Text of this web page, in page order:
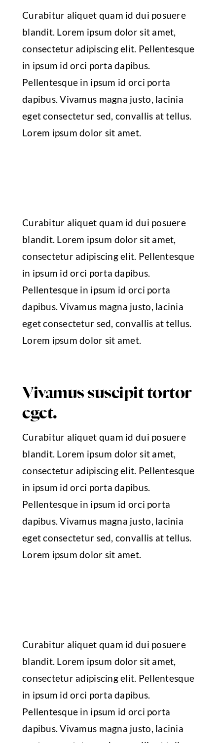
Curabitur aliquet quam id dui posuere
blandit. Lorem ipsum dolor sit amet,
consectetur adipiscing elit. Pellentesque
in ipsum id orci porta dapibus.
Pellentesque in ipsum id orci porta
dapibus. Vivamus magna justo, lacinia
eget consectetur sed, convallis at tellus.
Lorem ipsum dolor sit amet.
Curabitur aliquet quam id dui posuere
blandit. Lorem ipsum dolor sit amet,
consectetur adipiscing elit. Pellentesque
in ipsum id orci porta dapibus.
Pellentesque in ipsum id orci porta
dapibus. Vivamus magna justo, lacinia
eget consectetur sed, convallis at tellus.
Lorem ipsum dolor sit amet.
Vivamus suscipit tortor
eget.
Curabitur aliquet quam id dui posuere
blandit. Lorem ipsum dolor sit amet,
consectetur adipiscing elit. Pellentesque
in ipsum id orci porta dapibus.
Pellentesque in ipsum id orci porta
dapibus. Vivamus magna justo, lacinia
eget consectetur sed, convallis at tellus.
Lorem ipsum dolor sit amet.
Curabitur aliquet quam id dui posuere
blandit. Lorem ipsum dolor sit amet,
consectetur adipiscing elit. Pellentesque
in ipsum id orci porta dapibus.
Pellentesque in ipsum id orci porta
dapibus. Vivamus magna justo, lacinia